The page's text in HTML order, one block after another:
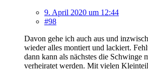
9. April 2020 um 12:44
#98
Davon gehe ich auch aus und
wieder alles montiert und lackiert.
dann kann als nächstes die Schwinge
verheiratet werden. Mit vielen